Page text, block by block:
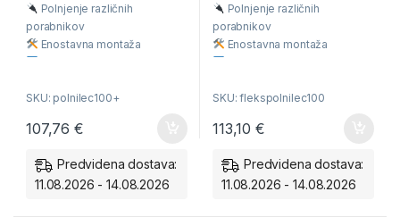
o
f
5
Polnjenje različnih
porabnikov
Enostavna montaža
Vsebuje vse za priklop
Polnjenje 24V baterij
SKU: polnilec100+
107,76€
Predvidena dostava:
11.08.2026 - 14.08.2026
o
f
5
Polnjenje različnih
porabnikov
Enostavna montaža
Vsebuje vse za priklop
Polnjenje 24V baterij
SKU: flekspolnilec100
113,10€
Predvidena dostava:
11.08.2026 - 14.08.2026